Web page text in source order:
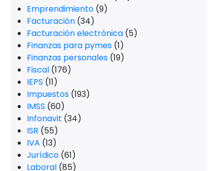
Emprendimiento (9)
Facturación (34)
Facturación electrónica (5)
Finanzas para pymes (1)
Finanzas personales (19)
Fiscal (176)
IEPS (11)
Impuestos (193)
IMSS (60)
Infonavit (34)
ISR (55)
IVA (13)
Jurídico (61)
Laboral (85)